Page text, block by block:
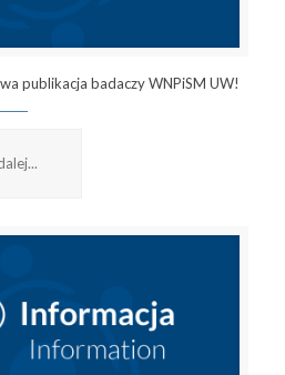
publikacja badaczy WNPiSM UW!